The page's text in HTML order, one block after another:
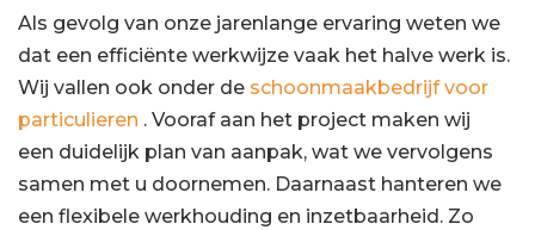
Als gevolg van onze jarenlange ervaring weten we
dat een efficiënte werkwijze vaak het halve werk is.
Wij vallen ook onder de schoonmaakbedrijf voor
particulieren . Vooraf aan het project maken wij
een duidelijk plan van aanpak, wat we vervolgens
samen met u doornemen. Daarnaast hanteren we
een flexibele werkhouding en inzetbaarheid. Zo